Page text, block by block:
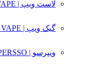
لاست ویپ | LOST VAPE
گیک ویپ | GEEK VAPE
ویپرسو | VAPERSSO